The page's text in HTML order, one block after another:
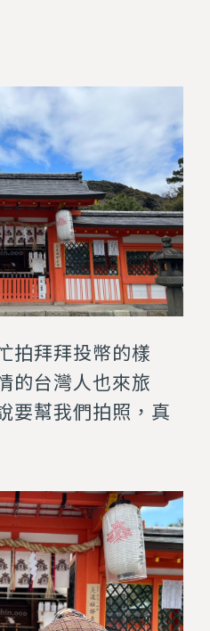
拍拜拜投幣的樣
的台灣人也來旅
要幫我們拍照，真